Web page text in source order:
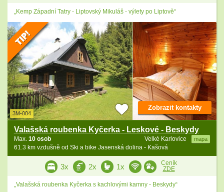
„Kemp Západní Tatry - Liptovský Mikuláš - výlety po Liptově“
3M-004
Valašská roubenka Kyčerka - Leskové - Beskydy
Velké Karlovice mapa
Max. 10 osob
61.3 km vzdušně od Ski a bike Jasenská dolina - Kašová
Zobrazit kontakty
3x 2x 1x
Ceník
ZDE
„Valašská roubenka Kyčerka s kachlovými kamny - Beskydy“